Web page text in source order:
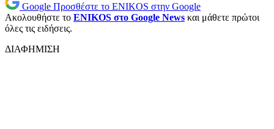
Google Προσθέστε το ENIKOS στην Google
Ακολουθήστε το ENIKOS στο Google News και μάθετε πρώτοι
όλες τις ειδήσεις.
ΔΙΑΦΗΜΙΣΗ